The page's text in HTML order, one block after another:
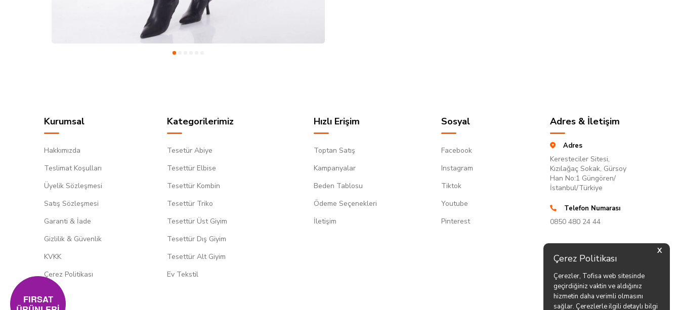
X
Çerez Politikası
Çerezler, Tofisa web sitesinde
geçirdiğiniz vaktin ve aldığınız
hizmetin daha verimli olmasını
sağlar. Çerezlerle ilgili detaylı bilgi
Kurumsal
Hakkımızda
Teslimat Koşulları
Üyelik Sözleşmesi
Satış Sözleşmesi
Garanti & İade
Gizlilik & Güvenlik
KVKK
Çerez Politikası
Kategorilerimiz
Tesetür Abiye
Tesettür Elbise
Tesettür Kombin
Tesettür Triko
Tesettür Üst Giyim
Tesettür Dış Giyim
Tesettür Alt Giyim
Ev Tekstil
Hızlı Erişim
Toptan Satış
Kampanyalar
Beden Tablosu
Ödeme Seçenekleri
İletişim
Sosyal
Facebook
Instagram
Tiktok
Youtube
Pinterest
Adres & İletişim
Adres
Keresteciler Sitesi,
Kızılağaç Sokak, Gürsoy
Han No:1 Güngören/
İstanbul/Türkiye
Telefon Numarası
0850 480 24 44
FIRSAT